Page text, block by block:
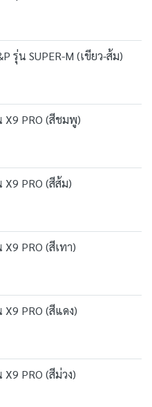
รุ่น SUPER-M (เขียว-ส้ม)
X9 PRO (สีชมพู)
PRO (สีส้ม)
PRO (สีเทา)
PRO (สีแดง)
PRO (สีม่วง)